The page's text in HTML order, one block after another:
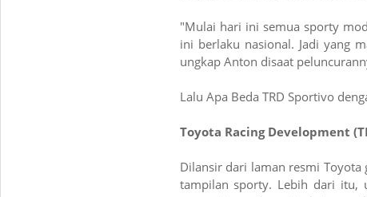
"Mulai hari ini semua sporty
ini berlaku nasional. Jadi yang
ungkap Anton disaat
Lalu Apa Beda TRD Sportivo
Toyota Racing Development
Dilansir dari laman resmi
tampilan sporty. Lebih dari itu,